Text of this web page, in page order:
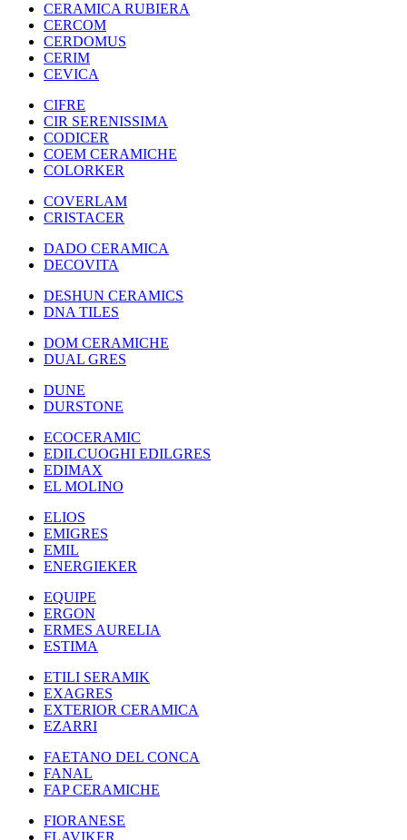
CERAMICA RUBIERA
CERCOM
CERDOMUS
CERIM
CEVICA
CIFRE
CIR SERENISSIMA
CODICER
COEM CERAMICHE
COLORKER
COVERLAM
CRISTACER
DADO CERAMICA
DECOVITA
DESHUN CERAMICS
DNA TILES
DOM CERAMICHE
DUAL GRES
DUNE
DURSTONE
ECOCERAMIC
EDILCUOGHI EDILGRES
EDIMAX
EL MOLINO
ELIOS
EMIGRES
EMIL
ENERGIEKER
EQUIPE
ERGON
ERMES AURELIA
ESTIMA
ETILI SERAMIK
EXAGRES
EXTERIOR CERAMICA
EZARRI
FAETANO DEL CONCA
FANAL
FAP CERAMICHE
FIORANESE
FLAVIKER